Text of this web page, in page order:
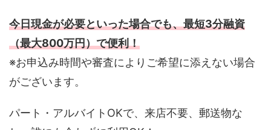
今日現金が必要といった場合でも、最短3分融資
（最大800万円）で便利！
※お申込み時間や審査によりご希望に添えない場合
がございます。
パート・アルバイトOKで、来店不要、郵送物な